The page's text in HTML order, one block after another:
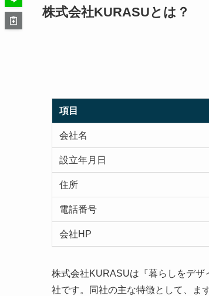
株式会社KURASUとは？
項目
会社名
設立年月日
住所
電話番号
会社HP
株式会社KURASUは『暮らしをデザ
社です。同社の主な特徴として、ま